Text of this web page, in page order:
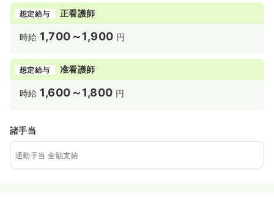
想定給与 正看護師
時給 1,700～1,900 円
想定給与 准看護師
時給 1,600～1,800 円
諸手当
通勤手当 全額支給